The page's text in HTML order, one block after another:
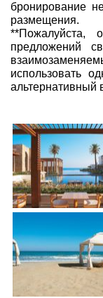
бронирование
размещения.
**Пожалуйста,
предложений
использовать
альтернативный